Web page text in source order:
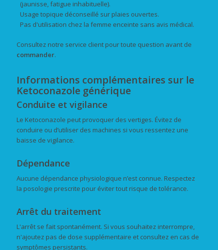
(jaunisse, fatigue inhabituelle).
Usage topique déconseillé sur plaies ouvertes.
Pas d'utilisation chez la femme enceinte sans avis médical.
Consultez notre service client pour toute question avant de
commander.
Informations complémentaires sur le
Ketoconazole générique
Conduite et vigilance
Le Ketoconazole peut provoquer des vertiges. Évitez de
conduire ou d’utiliser des machines si vous ressentez une
baisse de vigilance.
Dépendance
Aucune dépendance physiologique n’est connue. Respectez
la posologie prescrite pour éviter tout risque de tolérance.
Arrêt du traitement
L'arrêt se fait spontanément. Si vous souhaitez interrompre,
n'ajoutez pas de dose supplémentaire et consultez en cas de
symptômes persistants.